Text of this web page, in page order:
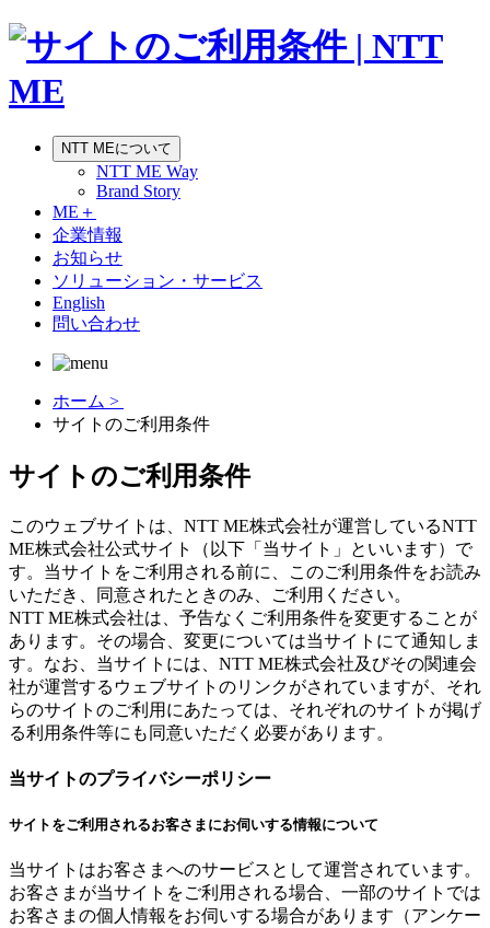
NTT MEについて
NTT ME Way
Brand Story
ME＋
企業情報
お知らせ
ソリューション・サービス
English
問い合わせ
ホーム >
サイトのご利用条件
サイトのご利用条件
このウェブサイトは、NTT ME株式会社が運営しているNTT
ME株式会社公式サイト（以下「当サイト」といいます）で
す。当サイトをご利用される前に、このご利用条件をお読み
いただき、同意されたときのみ、ご利用ください。
NTT ME株式会社は、予告なくご利用条件を変更することが
あります。その場合、変更については当サイトにて通知しま
す。なお、当サイトには、NTT ME株式会社及びその関連会
社が運営するウェブサイトのリンクがされていますが、それ
らのサイトのご利用にあたっては、それぞれのサイトが掲げ
る利用条件等にも同意いただく必要があります。
当サイトのプライバシーポリシー
サイトをご利用されるお客さまにお伺いする情報について
当サイトはお客さまへのサービスとして運営されています。
お客さまが当サイトをご利用される場合、一部のサイトでは
お客さまの個人情報をお伺いする場合があります（アンケー